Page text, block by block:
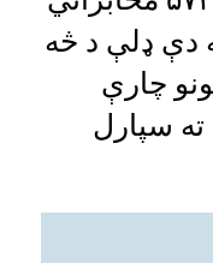
دې ډلې د څه
چارې
سپارل